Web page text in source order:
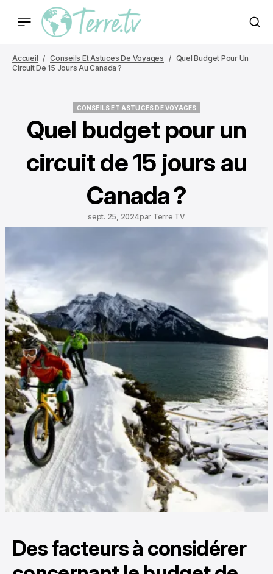
Accueil Conseils Et Astuces De Voyages
Quel Budget Pour Un
Circuit De 15 Jours Au Canada ?
CONSEILS ET ASTUCES DE VOYAGES
Quel budget pour un
circuit de 15 jours au
Canada ?
sept. 25, 2024par Terre TV
Des facteurs à considérer